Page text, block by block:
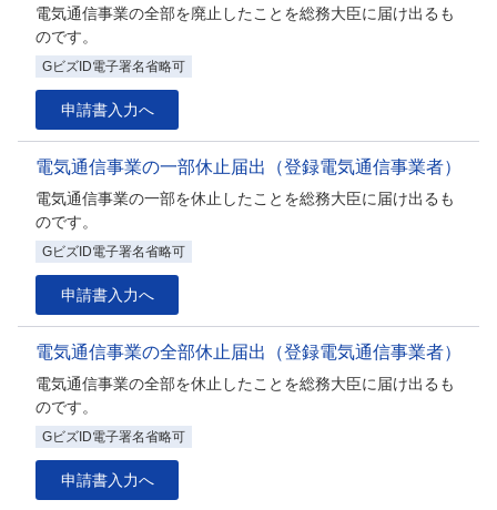
電気通信事業の全部を廃止したことを総務大臣に届け出るも
のです。
GビズID電子署名省略可
申請書入力へ
電気通信事業の一部休止届出（登録電気通信事業者）
電気通信事業の一部を休止したことを総務大臣に届け出るも
のです。
GビズID電子署名省略可
申請書入力へ
電気通信事業の全部休止届出（登録電気通信事業者）
電気通信事業の全部を休止したことを総務大臣に届け出るも
のです。
GビズID電子署名省略可
申請書入力へ